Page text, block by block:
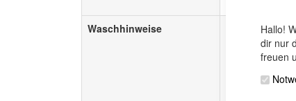
Hallo!
dir nur
freuen
Waschhinweise
Kissen mit
Kissen mit